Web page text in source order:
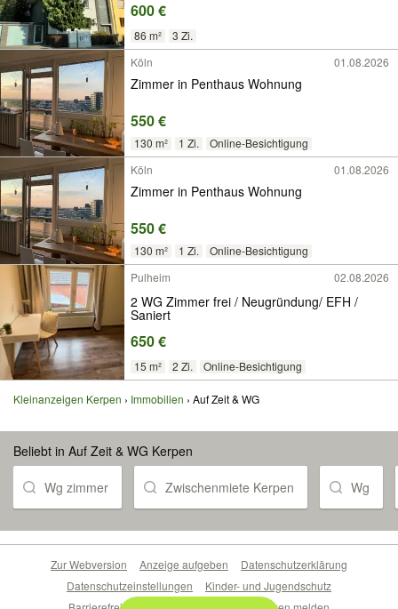
600 €
86 m²
3 Zi.
Köln
01.08.2026
Zimmer in Penthaus Wohnung
550 €
130 m² 1 Zi.
Online-Besichtigung
Köln
01.08.2026
Zimmer in Penthaus Wohnung
550 €
130 m² 1 Zi.
Online-Besichtigung
Pulheim
02.08.2026
2 WG Zimmer frei / Neugründung/ EFH /
Saniert
650 €
15 m² 2 Zi. Online-Besichtigung
Kleinanzeigen Kerpen Immobilien Auf Zeit & WG
Beliebt in Auf Zeit & WG Kerpen
Wg zimmer Zwischenmiete Kerpen Wg
Zur Webversion Anzeige aufgeben
Datenschutzerklärung
Datenschutzeinstellungen
Kinder- und Jugendschutz